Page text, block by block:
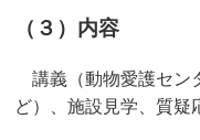
（３）内容
講義（動物愛護セン
ど）、施設見学、質疑